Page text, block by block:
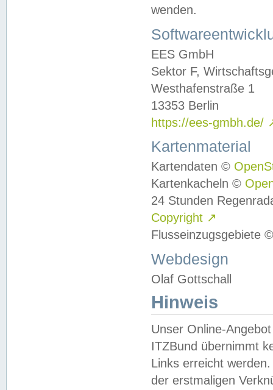
wenden.
EES GmbH
Sektor F,
Westhafenstraße 1
13353 Berlin
https://ees-gmbh.de/
Kartenmaterial
Kartendaten ©
Kartenkacheln ©
24 Stunden
Copyright ↗
Flusseinzugsgebiete
Webdesign
Olaf Gottschall
Hinweis
Unser Online-
ITZBund übernimmt
Links erreicht
der erstmaligen